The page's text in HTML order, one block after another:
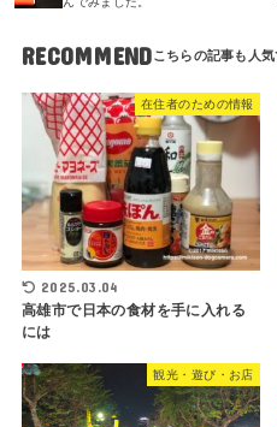
RECOMMEND
在住者のための情報
2025.03.04
高雄市で日本の食材を手に入れる
には
観光・遊び・お店